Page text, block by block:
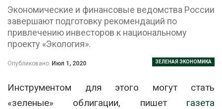
Экономические и финансовые ведомства России
завершают подготовку рекомендаций по
привлечению инвесторов к национальному
проекту «Экология».
ЗЕЛЕНАЯ ЭКОНОМИКА
Опубликовано Июл 1, 2020
Инструментом для этого могут стать
«зеленые» облигации, пишет газета